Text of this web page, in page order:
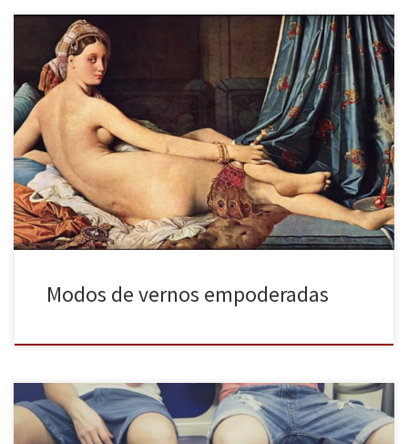
¿Qué nos ha influido en nuestra manera de ver a las mujeres?.
“Detrás de cada mirada hay un juicio” y también una cultura
patriarcal, según relata el capítulo dos de la serie de
documentales “Ways of Seeing” de John Berguer. Esta pieza nos
muestra la verdadera intención de retratar el […]
Modos de vernos empoderadas